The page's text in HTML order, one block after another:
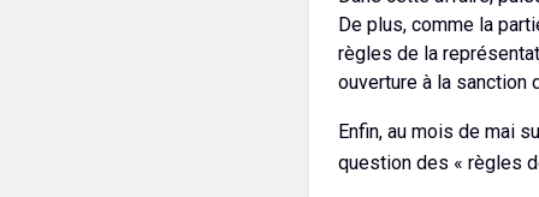
De plus, comme la
règles de la
ouverture à la sanction
Enfin, au mois de mai
question des « règles